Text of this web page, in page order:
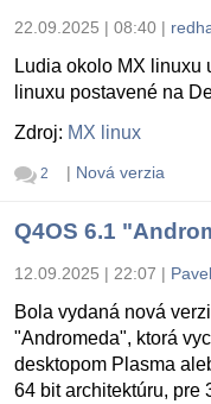
22.09.2025 | 08:40 |
Ludia okolo MX linuxu
linuxu postavené na
Zdroj: MX linux
2 | Nová verzia
Q4OS 6.1
12.09.2025 | 22:07 | Pavel
Bola vydaná nová
"Andromeda", ktorá
desktopom Plasma
64 bit architektúru, pre